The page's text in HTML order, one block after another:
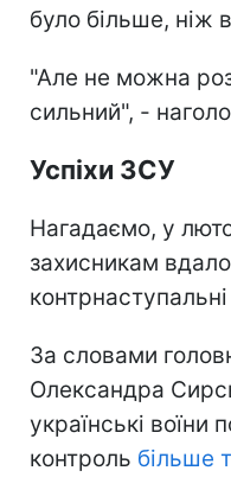
було більше, ніж
"Але не можна
сильний", -
Успіхи ЗСУ
Нагадаємо, у
захисникам
контрнаступальні
За словами
Олександра
українські воїни
контроль більше